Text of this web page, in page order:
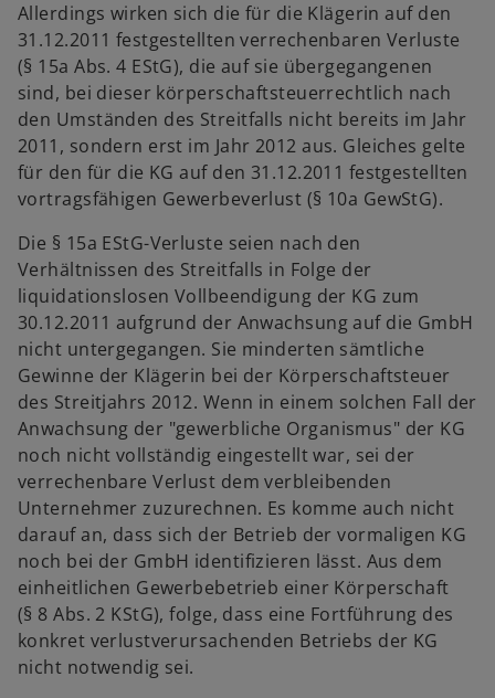
Allerdings wirken sich die für die Klägerin auf den
31.12.2011 festgestellten verrechenbaren Verluste
(§ 15a Abs. 4 EStG), die auf sie übergegangenen
sind, bei dieser körperschaftsteuerrechtlich nach
den Umständen des Streitfalls nicht bereits im Jahr
2011, sondern erst im Jahr 2012 aus. Gleiches gelte
für den für die KG auf den 31.12.2011 festgestellten
vortragsfähigen Gewerbeverlust (§ 10a GewStG).
Die § 15a EStG-Verluste seien nach den
Verhältnissen des Streitfalls in Folge der
liquidationslosen Vollbeendigung der KG zum
30.12.2011 aufgrund der Anwachsung auf die GmbH
nicht untergegangen. Sie minderten sämtliche
Gewinne der Klägerin bei der Körperschaftsteuer
des Streitjahrs 2012. Wenn in einem solchen Fall der
Anwachsung der "gewerbliche Organismus" der KG
noch nicht vollständig eingestellt war, sei der
verrechenbare Verlust dem verbleibenden
Unternehmer zuzurechnen. Es komme auch nicht
darauf an, dass sich der Betrieb der vormaligen KG
noch bei der GmbH identifizieren lässt. Aus dem
einheitlichen Gewerbebetrieb einer Körperschaft
(§ 8 Abs. 2 KStG), folge, dass eine Fortführung des
konkret verlustverursachenden Betriebs der KG
nicht notwendig sei.